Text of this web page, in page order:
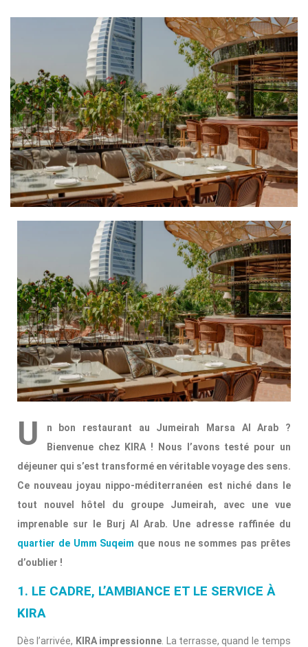
U
n bon restaurant au Jumeirah Marsa Al Arab ?
Bienvenue chez KIRA ! Nous l’avons testé pour un
déjeuner qui s’est transformé en véritable voyage des sens.
Ce nouveau joyau nippo-méditerranéen est niché dans le
tout nouvel hôtel du groupe Jumeirah, avec une vue
imprenable sur le Burj Al Arab. Une adresse raffinée du
quartier de Umm Suqeim que nous ne sommes pas prêtes
d’oublier !
1. LE CADRE, L’AMBIANCE ET LE SERVICE À
KIRA
Dès l’arrivée, KIRA impressionne . La terrasse, quand le temps